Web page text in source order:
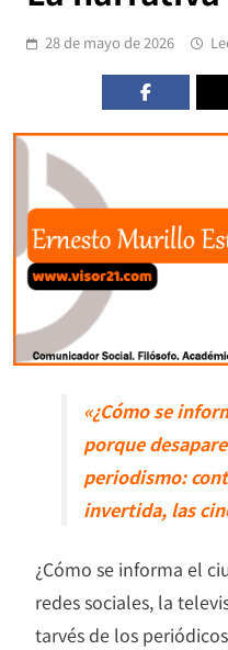
28 de mayo de 2026
«¿Cómo se
porque
periodismo:
invertida, las
¿Cómo se informa el
redes sociales, la
tarvés de los